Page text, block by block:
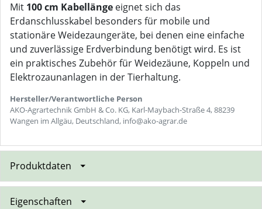
Mit 100 cm Kabellänge eignet sich das
Erdanschlusskabel besonders für mobile und
stationäre Weidezaungeräte, bei denen eine einfache
und zuverlässige Erdverbindung benötigt wird. Es ist
ein praktisches Zubehör für Weidezäune, Koppeln und
Elektrozaunanlagen in der Tierhaltung.
Hersteller/Verantwortliche Person
AKO-Agrartechnik GmbH & Co. KG, Karl-Maybach-Straße 4, 88239
Wangen im Allgäu, Deutschland, info@ako-agrar.de
Produktdaten
Eigenschaften